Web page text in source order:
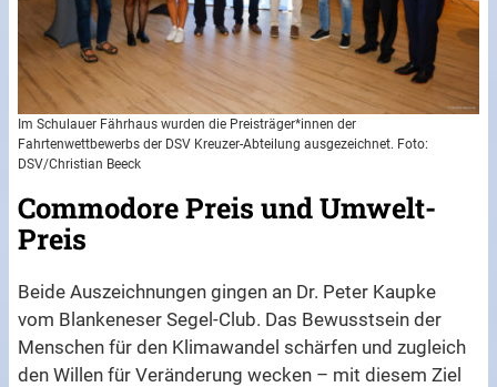
Im Schulauer Fährhaus wurden die Preisträger*innen der
Fahrtenwettbewerbs der DSV Kreuzer-Abteilung ausgezeichnet. Foto:
DSV/Christian Beeck
Commodore Preis und Umwelt-
Preis
Beide Auszeichnungen gingen an Dr. Peter Kaupke
vom Blankeneser Segel-Club. Das Bewusstsein der
Menschen für den Klimawandel schärfen und zugleich
den Willen für Veränderung wecken – mit diesem Ziel